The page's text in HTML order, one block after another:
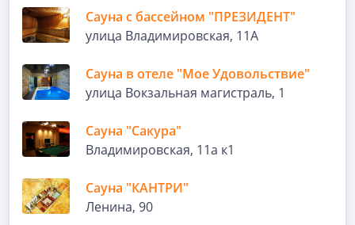
Сауна с бассейном "ПРЕЗИДЕНТ"
улица Владимировская, 11А
Сауна в отеле "Мое Удовольствие"
улица Вокзальная магистраль, 1
Сауна "Сакура"
Владимировская, 11а к1
Сауна "КАНТРИ"
Ленина, 90